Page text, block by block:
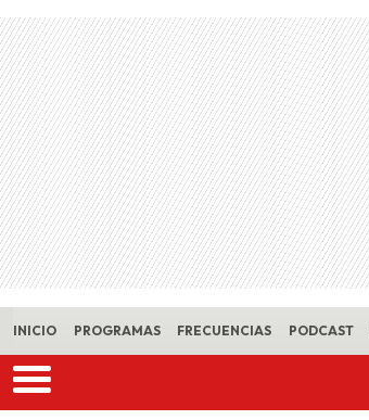
Skip to main content
INICIO PROGRAMAS FRECUENCIAS PODCAST